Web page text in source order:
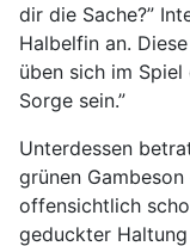
dir die Sache?”
Halbelfin an.
üben sich im
Sorge sein.”
Unterdessen
grünen
offensichtlich
geduckter